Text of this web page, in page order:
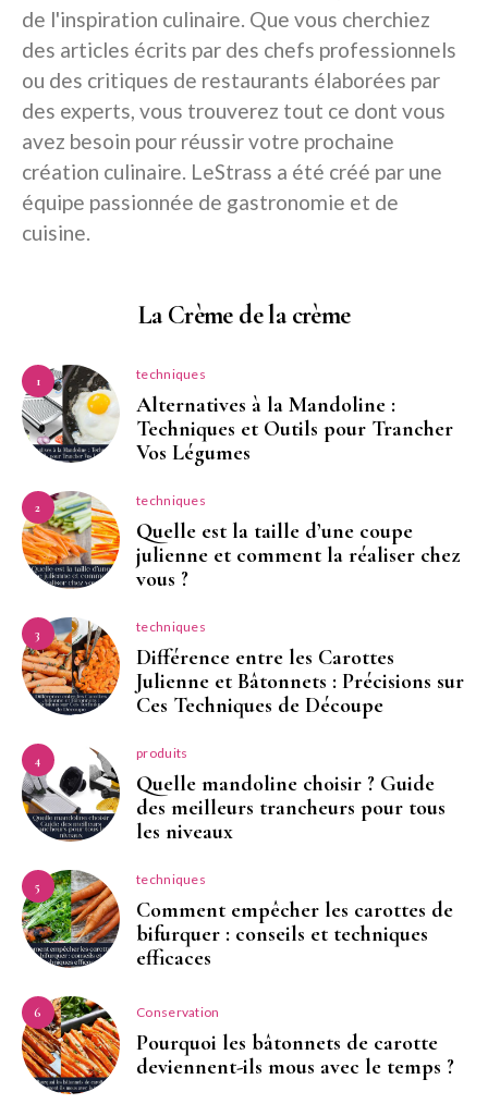
de l'inspiration culinaire. Que vous cherchiez
des articles écrits par des chefs professionnels
ou des critiques de restaurants élaborées par
des experts, vous trouverez tout ce dont vous
avez besoin pour réussir votre prochaine
création culinaire. LeStrass a été créé par une
équipe passionnée de gastronomie et de
cuisine.
La Crème de la crème
1 techniques
Alternatives à la Mandoline :
Techniques et Outils pour Trancher
Vos Légumes
2 techniques
Quelle est la taille d’une coupe
julienne et comment la réaliser chez
vous ?
3 techniques
Différence entre les Carottes
Julienne et Bâtonnets : Précisions sur
Ces Techniques de Découpe
4 produits
Quelle mandoline choisir ? Guide
des meilleurs trancheurs pour tous
les niveaux
5 techniques
Comment empêcher les carottes de
bifurquer : conseils et techniques
efficaces
6 Conservation
Pourquoi les bâtonnets de carotte
deviennent-ils mous avec le temps ?